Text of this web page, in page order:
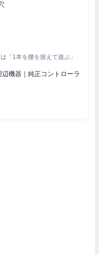
「1本を腰を据えて遊ぶ」
機器｜純正コントローラ